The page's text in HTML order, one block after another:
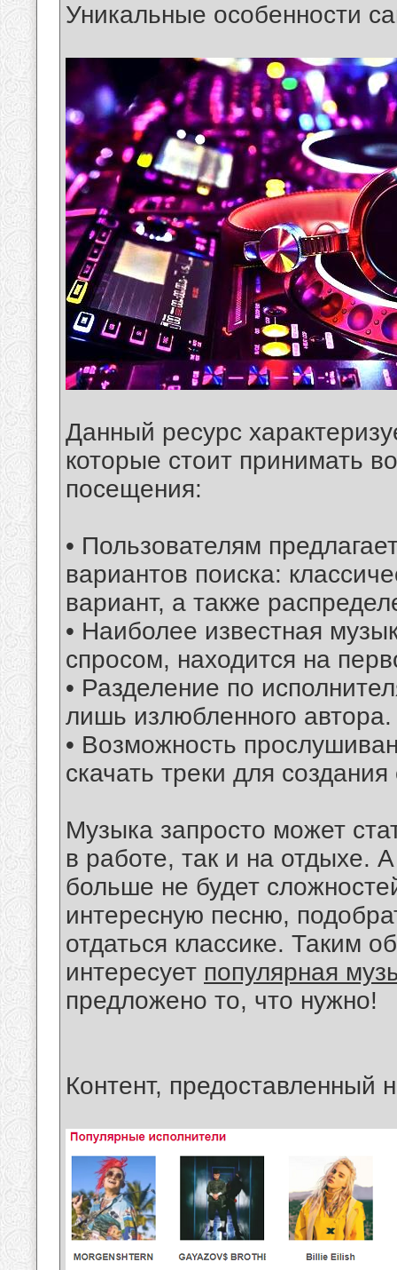
Уникальные особенности
Данный ресурс
которые стоит принимать
посещения:
• Пользователям
вариантов поиска:
вариант, а также
• Наиболее известная
спросом, находится на
• Разделение по
лишь излюбленного автора.
• Возможность
скачать треки для
Музыка запросто может
в работе, так и на отдыхе.
больше не будет
интересную песню,
отдаться классике. Таким
интересует популярная
предложено то, что нужно!
Контент, предоставленный